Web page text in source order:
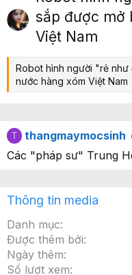
c
sắp được mở
Việt Nam
Robot hình người "rẻ
nước hàng xóm Việt Nam
T thangmaymocsinh
Các "pháp sư" Trung
Thông tin media
Danh mục
Được thêm bởi
Ngày thêm
Số lượt xem